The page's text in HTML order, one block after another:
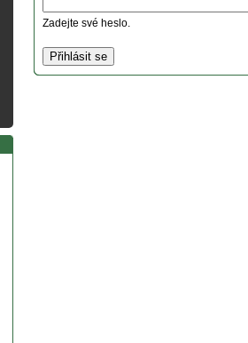
Zadejte své heslo.